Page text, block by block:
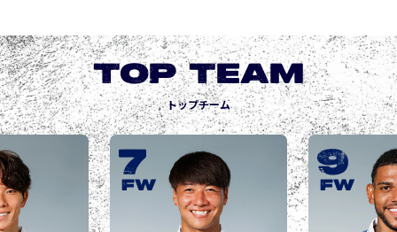
TOP TEAM
トップチーム
9
FW
城後 寿
JOGO Hisashi
10
FW